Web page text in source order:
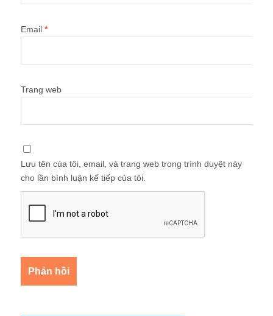
Email *
Trang web
Lưu tên của tôi, email, và trang web trong trình duyệt này
cho lần bình luận kế tiếp của tôi.